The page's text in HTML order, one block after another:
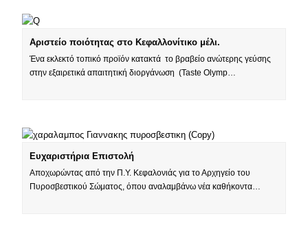
Αριστείο ποιότητας στο Κεφαλλονίτικο μέλι.
Ένα εκλεκτό τοπικό προϊόν κατακτά το βραβείο ανώτερης γεύσης
στην εξαιρετικά απαιτητική διοργάνωση (Taste Olymp…
Ευχαριστήρια Επιστολή
Αποχωρώντας από την Π.Υ. Κεφαλονιάς για το Αρχηγείο του
Πυροσβεστικού Σώματος, όπου αναλαμβάνω νέα καθήκοντα…